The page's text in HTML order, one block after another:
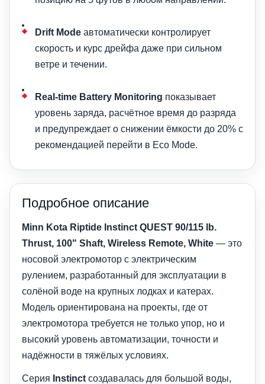
Drift Mode автоматически контролирует
скорость и курс дрейфа даже при сильном
ветре и течении.
Real-time Battery Monitoring показывает
уровень заряда, расчётное время до разряда
и предупреждает о снижении ёмкости до 20% с
рекомендацией перейти в Eco Mode.
Подробное описание
Minn Kota Riptide Instinct QUEST 90/115 lb.
Thrust, 100" Shaft, Wireless Remote, White — это
носовой электромотор с электрическим
рулением, разработанный для эксплуатации в
солёной воде на крупных лодках и катерах.
Модель ориентирована на проекты, где от
электромотора требуется не только упор, но и
высокий уровень автоматизации, точности и
надёжности в тяжёлых условиях.
Серия Instinct создавалась для большой воды,